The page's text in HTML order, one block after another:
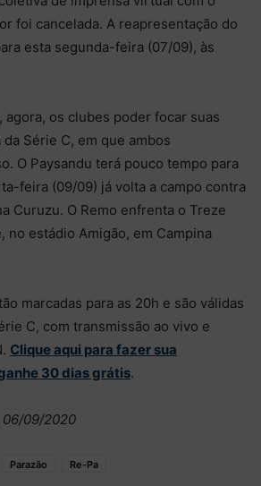
foi cancelada. A reapresentação do
esta segunda-feira (07/09), às
agora, os clubes poder focar suas
Série C, em que ambos
O Paysandu terá pouco tempo para
feira (09/09) já volta a campo contra
Curuzu. O Remo enfrenta o Treze
no estádio Amigão, em Campina
marcadas para as 20h e são válidas
C, com transmissão ao vivo e
Clique aqui para fazer sua
30 dias grátis.
06/09/2020
Parazão Re-Pa